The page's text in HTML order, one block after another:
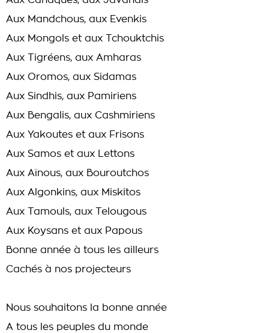
Aux Mandchous, aux Evenkis
Aux Mongols et aux Tchouktchis
Aux Tigréens, aux Amharas
Aux Oromos, aux Sidamas
Aux Sindhis, aux Pamiriens
Aux Bengalis, aux Cashmiriens
Aux Yakoutes et aux Frisons
Aux Samos et aux Lettons
Aux Aïnous, aux Bouroutchos
Aux Algonkins, aux Miskitos
Aux Tamouls, aux Telougous
Aux Koysans et aux Papous
Bonne année à tous les ailleurs
Cachés à nos projecteurs
Nous souhaitons la bonne année
A tous les peuples du monde